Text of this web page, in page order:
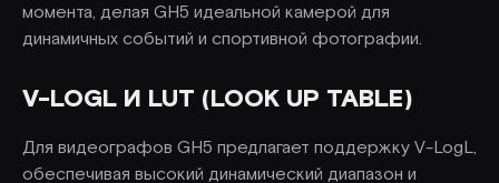
момента, делая GH5 идеальной камерой для
динамичных событий и спортивной фотографии.
V-LOGL И LUT (LOOK UP TABLE)
Для видеографов GH5 предлагает поддержку V-LogL,
обеспечивая высокий динамический диапазон и